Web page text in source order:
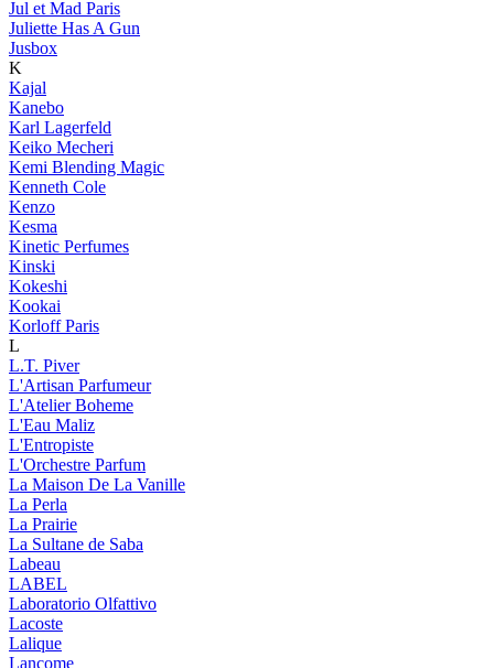
Jul et Mad Paris
Juliette Has A Gun
Jusbox
K
Kajal
Kanebo
Karl Lagerfeld
Keiko Mecheri
Kemi Blending Magic
Kenneth Cole
Kenzo
Kesma
Kinetic Perfumes
Kinski
Kokeshi
Kookai
Korloff Paris
L
L.T. Piver
L'Artisan Parfumeur
L'Atelier Boheme
L'Eau Maliz
L'Entropiste
L'Orchestre Parfum
La Maison De La Vanille
La Perla
La Prairie
La Sultane de Saba
Labeau
LABEL
Laboratorio Olfattivo
Lacoste
Lalique
Lancome